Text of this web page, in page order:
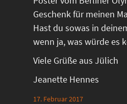
Geschenk für meinen
Hast du sowas in
wenn ja, was würde es
Viele Grüße aus Jülich
Jeanette Hennes
17. Februar 2017